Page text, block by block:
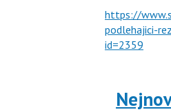
https://
podlehajici-
id=2359